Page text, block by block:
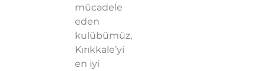
mücadele
eden
kulübümüz,
Kırıkkale’yi
en iyi